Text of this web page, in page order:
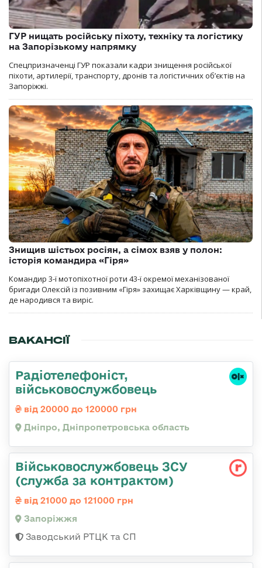
ГУР нищать російську піхоту, техніку та логістику
на Запорізькому напрямку
Спецпризначенці ГУР показали кадри знищення російської
піхоти, артилерії, транспорту, дронів та логістичних об’єктів на
Запоріжжі.
Знищив шістьох росіян, а сімох взяв у полон:
історія командира «Гіря»
Командир 3-ї мотопіхотної роти 43-ї окремої механізованої
бригади Олексій із позивним «Гіря» захищає Харківщину — край,
де народився та виріс.
ВАКАНСІЇ
Радіотелефоніст,
військовослужбовець
від 20000 до 120000 грн
Дніпро, Дніпропетровська область
Військовослужбовець ЗСУ
(служба за контрактом)
від 21000 до 121000 грн
Запоріжжя
Заводський РТЦК та СП